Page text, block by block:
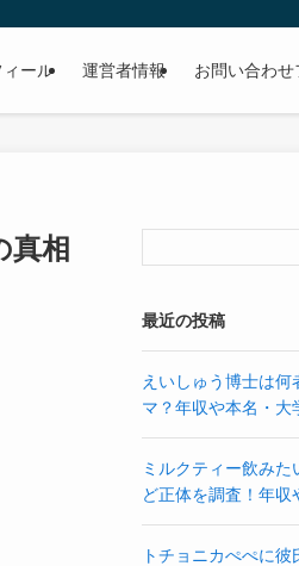
ィール 運営者情報 お問い合わせ
真相
最近の投稿
えいしゅう博士は
マ？年収や本名・大
ミルクティー飲み
ど正体を調査！年
トチョニカぺぺに